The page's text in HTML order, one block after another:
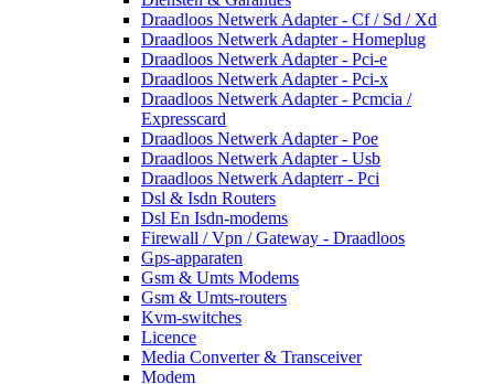
Draadloos Netwerk Adapter - Cf / Sd / Xd
Draadloos Netwerk Adapter - Homeplug
Draadloos Netwerk Adapter - Pci-e
Draadloos Netwerk Adapter - Pci-x
Draadloos Netwerk Adapter - Pcmcia /
Expresscard
Draadloos Netwerk Adapter - Poe
Draadloos Netwerk Adapter - Usb
Draadloos Netwerk Adapterr - Pci
Dsl & Isdn Routers
Dsl En Isdn-modems
Firewall / Vpn / Gateway - Draadloos
Gps-apparaten
Gsm & Umts Modems
Gsm & Umts-routers
Kvm-switches
Licence
Media Converter & Transceiver
Modem